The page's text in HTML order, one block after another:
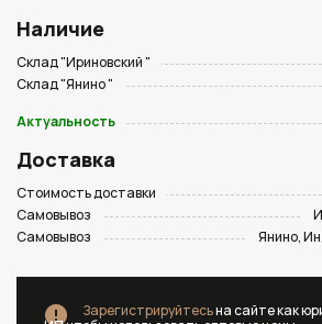
Наличие
Склад "Ириновский "
Склад "Янино "
Актуальность
Доставка
Стоимость доставки
Самовывоз
Самовывоз
Янино,
Зарегистрируйтесьна сайте как